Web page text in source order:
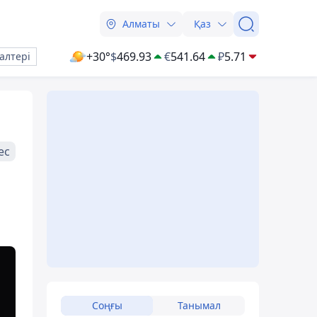
Алматы Қаз
+30°$469.93 €541.64 ₽5.71
Соңғы Танымал